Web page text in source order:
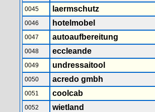
0045
laermschutz
0046
hotelmobel
0047
autoaufbereitung
0048
eccleande
0049
undressaitool
0050
acredo gmbh
0051
coolcab
0052
wietland